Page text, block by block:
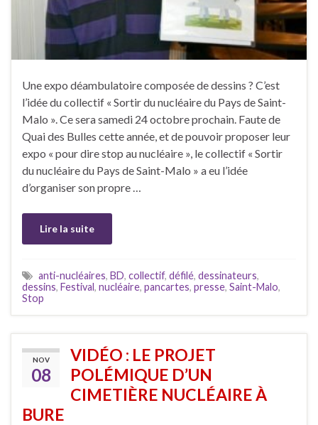
Une expo déambulatoire composée de dessins ? C’est
l’idée du collectif « Sortir du nucléaire du Pays de Saint-
Malo ». Ce sera samedi 24 octobre prochain. Faute de
Quai des Bulles cette année, et de pouvoir proposer leur
expo « pour dire stop au nucléaire », le collectif « Sortir
du nucléaire du Pays de Saint-Malo » a eu l’idée
d’organiser son propre …
Lire la suite
anti-nucléaires, BD, collectif, défilé, dessinateurs,
dessins, Festival, nucléaire, pancartes, presse, Saint-Malo,
Stop
NOV
08
VIDÉO : LE PROJET
POLÉMIQUE D’UN
CIMETIÈRE NUCLÉAIRE À
BURE